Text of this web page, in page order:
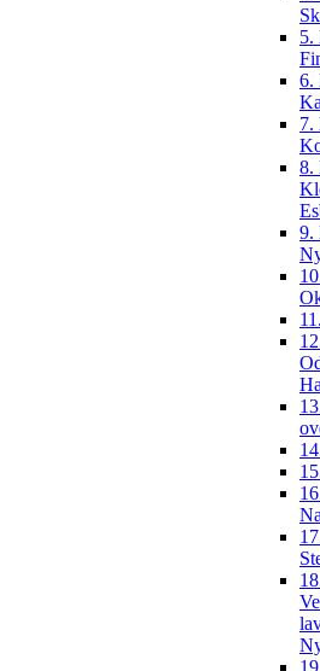
5.
6.
7.
8.
9.